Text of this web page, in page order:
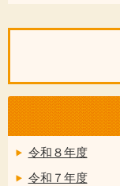
令和８年度
令和７年度